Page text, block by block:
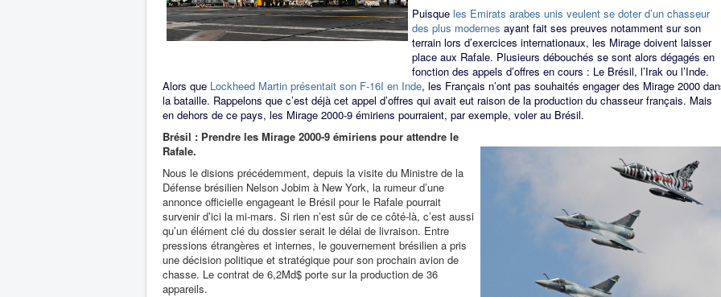
Puisque les Emirats arabes unis veulent se doter d’un chasseur
des plus modernes ayant fait ses preuves notamment sur son
terrain lors d’exercices internationaux, les Mirage doivent laisser
place aux Rafale. Plusieurs débouchés se sont alors dégagés en
fonction des appels d’offres en cours : Le Brésil, l’Irak ou l’Inde.
Alors que Lockheed Martin présentait son F-16I en Inde, les Français n’ont pas souhaités engager des Mirage 2000
la bataille. Rappelons que c’est déjà cet appel d’offres qui avait eut raison de la production du chasseur français. Mais
en dehors de ce pays, les Mirage 2000-9 émiriens pourraient, par exemple, voler au Brésil.
Brésil : Prendre les Mirage 2000-9 émiriens pour attendre le
Rafale.
Nous le disions précédemment, depuis la visite du Ministre de la
Défense brésilien Nelson Jobim à New York, la rumeur d’une
annonce officielle engageant le Brésil pour le Rafale pourrait
survenir d’ici la mi-mars. Si rien n’est sûr de ce côté-là, c’est aussi
qu’un élément clé du dossier serait le délai de livraison. Entre
pressions étrangères et internes, le gouvernement brésilien a pris
une décision politique et stratégique pour son prochain avion de
chasse. Le contrat de 6,2Md$ porte sur la production de 36
appareils.